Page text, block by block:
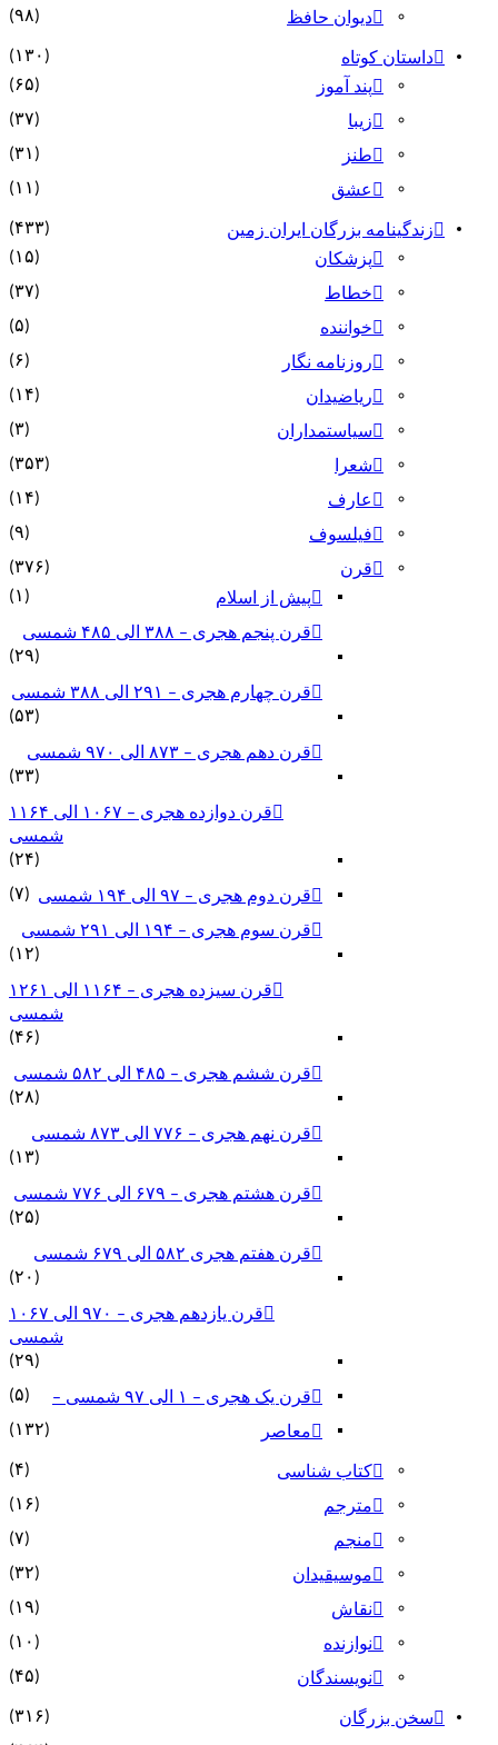
دیوان حافظ
(۹۸)
داستان کوتاه
(۱۳۰)
پند آموز
(۶۵)
زیبا (۳۷)
طنز (۳۱)
عشق (۱۱)
زندگینامه بزرگان ایران زمین
(۴۳۳)
پزشکان
(۱۵)
خطاط (۳۷)
خواننده (۵)
روزنامه نگار (۶)
ریاضیدان (۱۴)
سیاستمداران (۳)
شعرا (۳۵۳)
عارف (۱۴)
فیلسوف (۹)
قرن
(۳۷۶)
پیش از اسلام
(۱)
قرن پنجم هجری – ۳۸۸ الی ۴۸۵ شمسی
(۲۹)
قرن چهارم هجری – ۲۹۱ الی ۳۸۸ شمسی
(۵۳)
قرن دهم هجری – ۸۷۳ الی ۹۷۰ شمسی
(۳۳)
قرن دوازده هجری – ۱۰۶۷ الی ۱۱۶۴
شمسی
(۲۴)
قرن دوم هجری – ۹۷ الی ۱۹۴ شمسی (۷)
قرن سوم هجری – ۱۹۴ الی ۲۹۱ شمسی
(۱۲)
قرن سیزده هجری – ۱۱۶۴ الی ۱۲۶۱
شمسی
(۴۶)
قرن ششم هجری – ۴۸۵ الی ۵۸۲ شمسی
(۲۸)
قرن نهم هجری – ۷۷۶ الی ۸۷۳ شمسی
(۱۳)
قرن هشتم هجری – ۶۷۹ الی ۷۷۶ شمسی
(۲۵)
قرن هفتم هجری ۵۸۲ الی ۶۷۹ شمسی
(۲۰)
قرن یازدهم هجری – ۹۷۰ الی ۱۰۶۷
شمسی
(۲۹)
قرن یک هجری – ۱ الی ۹۷ شمسی – (۵)
معاصر (۱۳۲)
کتاب شناسی (۴)
مترجم (۱۶)
منجم (۷)
موسیقیدان (۳۲)
نقاش (۱۹)
نوازنده (۱۰)
نویسندگان (۴۵)
سخن بزرگان (۳۱۶)